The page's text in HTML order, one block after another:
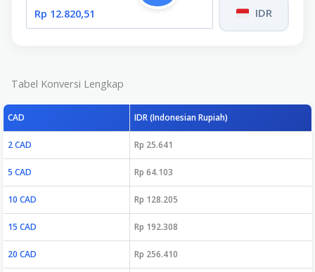
IDR
Tabel Konversi Lengkap
CAD IDR (Indonesian Rupiah)
2 CAD Rp 25.641
5 CAD Rp 64.103
10 CAD Rp 128.205
15 CAD Rp 192.308
20 CAD Rp 256.410